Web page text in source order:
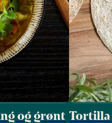
og grønt Tortilla